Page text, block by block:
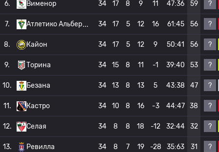
6. Вименор 34 17 8 9 11 47:36 59 ?
7. Атлетико Альбер 34 17 5 12 16 61:45 56 ?
8. Кайон 34 17 5 12 9 50:41 56 ?
9. Торина 34 15 8 11 -1 39:40 53 ?
10. Безана 34 13 8 13 5 43:38 47 ?
11. Кастро 34 10 8 16 -3 44:47 38 ?
12. Селая 34 8 8 18 -12 32:44 32 ?
13. Ревилла 34 8 7 19 -28 35:63 31 ?